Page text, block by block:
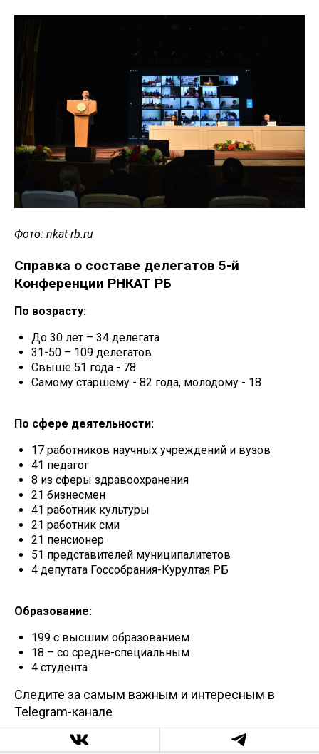
Фото: nkat-rb.ru
Справка о составе делегатов 5-й
Конференции РНКАТ РБ
По возрасту:
До 30 лет – 34 делегата
31-50 – 109 делегатов
Свыше 51 года - 78
Самому старшему - 82 года, молодому - 18
По сфере деятельности:
17 работников научных учреждений и вузов
41 педагог
8 из сферы здравоохранения
21 бизнесмен
41 работник культуры
21 работник сми
21 пенсионер
51 представителей муниципалитетов
4 депутата Госсобрания-Курултая РБ
Образование:
199 с высшим образованием
18 – со средне-специальным
4 студента
Следите за самым важным и интересным в
Telegram-канале